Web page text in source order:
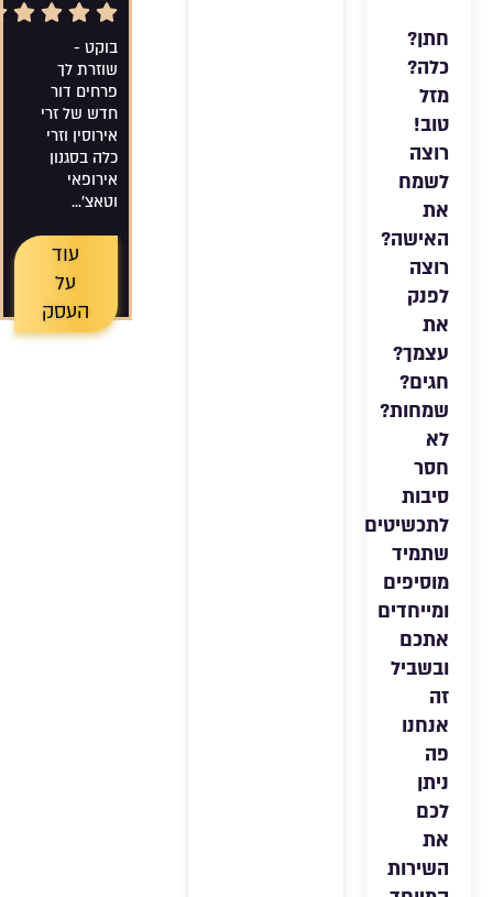
5/5 Rating
בוקט -
שוזרת לך
פרחים דור
חדש של זרי
אירוסין וזרי
כלה בסגנון
אירופאי
וטאצ'...
עוד
על
העסק
חתן?
כלה?
מזל
טוב!
רוצה
לשמח
את
האישה?
רוצה
לפנק
את
עצמך?
חגים?
שמחות?
לא
חסר
סיבות
לתכשיטים
שתמיד
מוסיפים
ומייחדים
אתכם
ובשביל
זה
אנחנו
פה
ניתן
לכם
את
השירות